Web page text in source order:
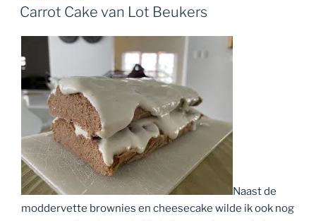
hagelslag”
OP
Carrot Cake van Lot Beukers
Naast de
moddervette brownies en cheesecake wilde ik ook nog